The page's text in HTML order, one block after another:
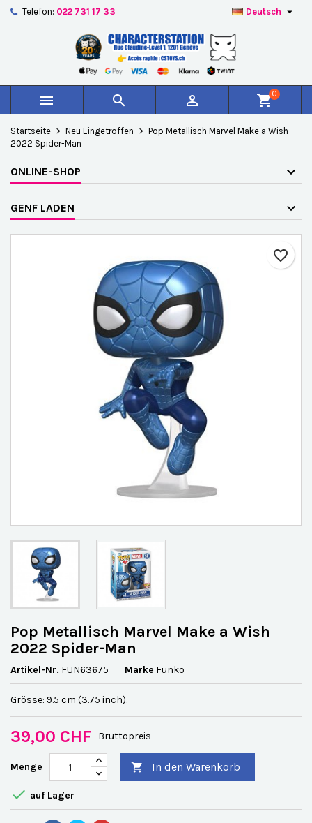
Telefon: 022 731 17 33 Deutsch 
   shopping_cart0
Startseite Neu Eingetroffen
Pop Metallisch Marvel Make a Wish
2022 Spider-Man
ONLINE-SHOP
GENF LADEN
favorite_border
Pop Metallisch Marvel Make a Wish
2022 Spider-Man
Artikel-Nr. FUN63675 Marke Funko
Grösse: 9.5 cm (3.75 inch).
39,00 CHF Bruttopreis
Menge  In den Warenkorb
 auf Lager
Create new list
Name der Wunschliste
Abbrechen Wunschliste erstellen
Sie müssen angemeldet sein, um Artikel Ihrer
Wunschliste hinzufügen zu können.